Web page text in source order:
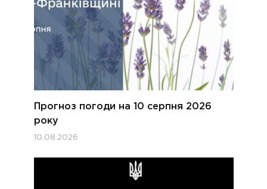
Прогноз погоди на 10 серпня 2026
року
10.08.2026